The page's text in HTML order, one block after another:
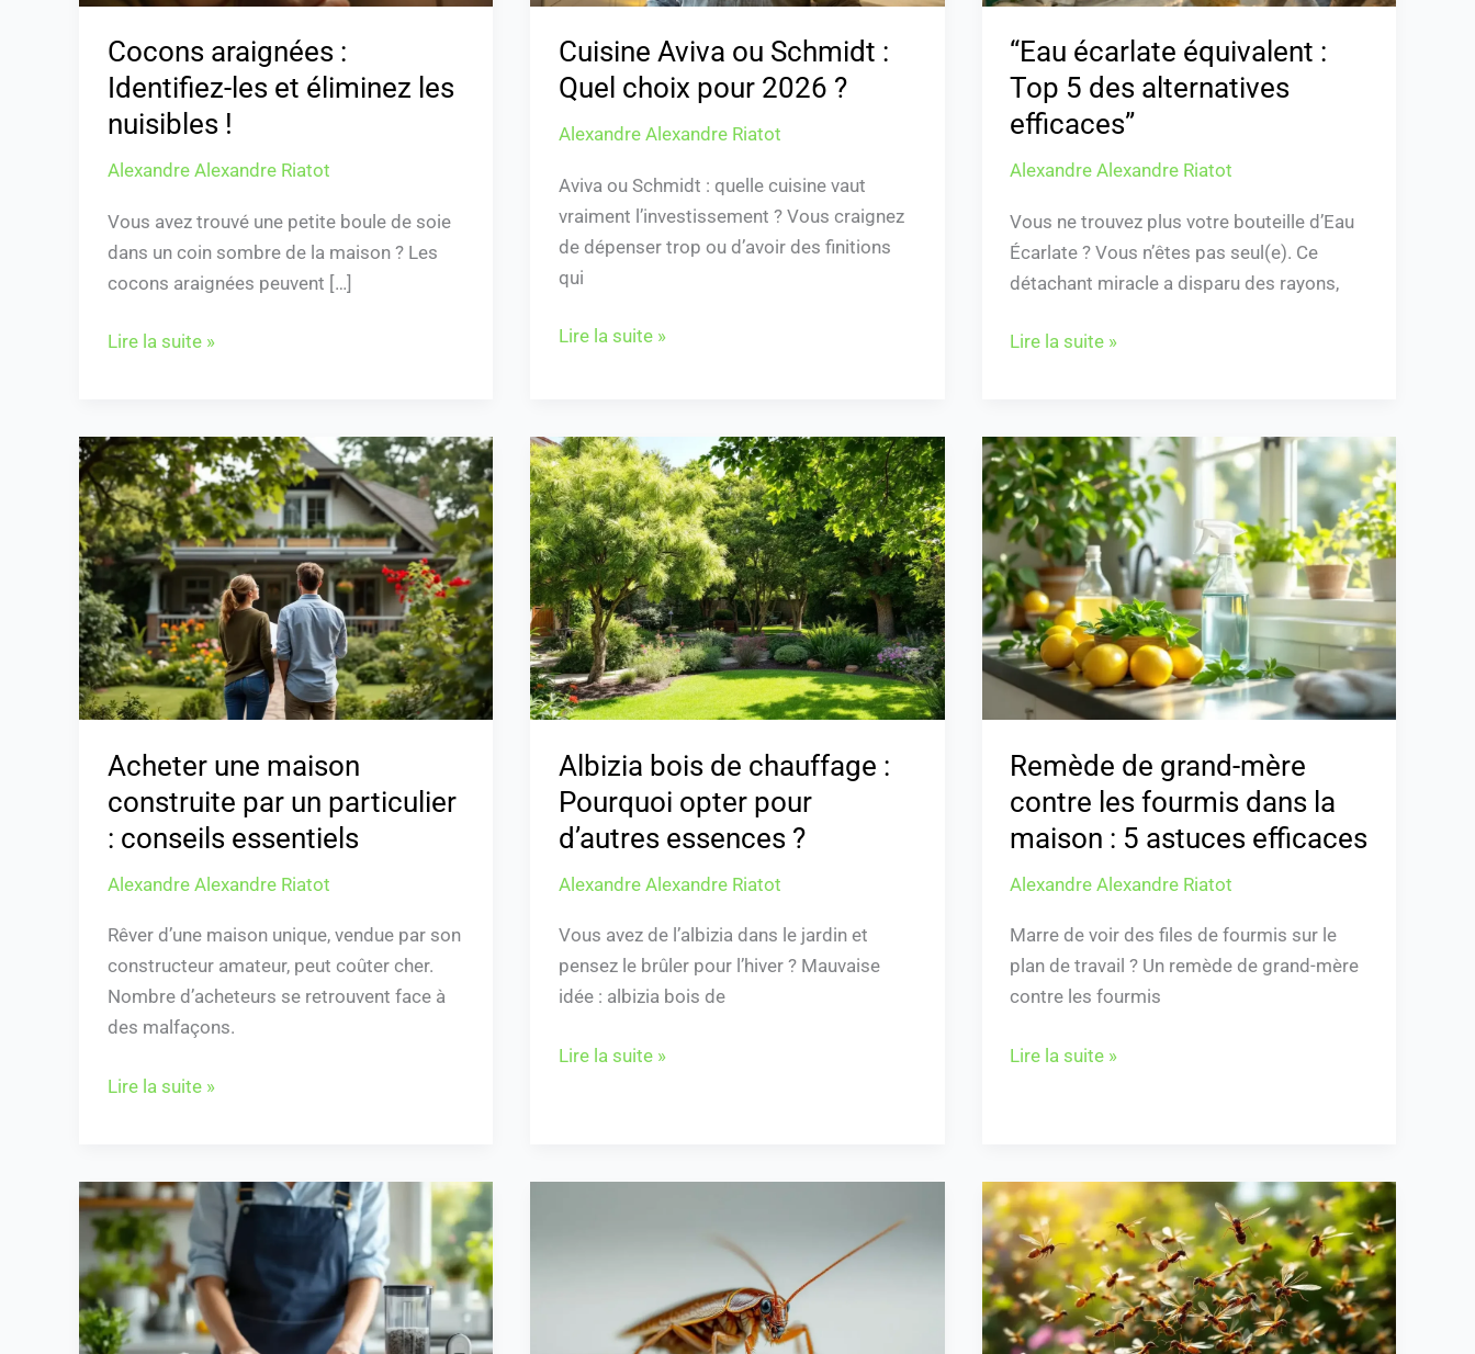
Cocons araignées :
Identifiez-les et éliminez les
nuisibles !
Alexandre Alexandre Riatot
Vous avez trouvé une petite boule de soie
dans un coin sombre de la maison ? Les
cocons araignées peuvent […]
Lire la suite »
Cuisine Aviva ou Schmidt :
Quel choix pour 2026 ?
Alexandre Alexandre Riatot
Aviva ou Schmidt : quelle cuisine vaut
vraiment l’investissement ? Vous craignez
de dépenser trop ou d’avoir des finitions
qui
Lire la suite »
“Eau écarlate équivalent :
Top 5 des alternatives
efficaces”
Alexandre Alexandre Riatot
Vous ne trouvez plus votre bouteille d’Eau
Écarlate ? Vous n’êtes pas seul(e). Ce
détachant miracle a disparu des rayons,
Lire la suite »
Acheter une maison
construite par un particulier
: conseils essentiels
Alexandre Alexandre Riatot
Rêver d’une maison unique, vendue par son
constructeur amateur, peut coûter cher.
Nombre d’acheteurs se retrouvent face à
des malfaçons.
Acheter
une
maison
construite
par
un
particulier
:
conseils
Lire la suite »
Albizia bois de chauffage :
Pourquoi opter pour
d’autres essences ?
Alexandre Alexandre Riatot
Vous avez de l’albizia dans le jardin et
pensez le brûler pour l’hiver ? Mauvaise
idée : albizia bois de
Albizia
bois
de
chauffage
:
Pourquoi
opter
pour
d’autres
?
Lire la suite »
Remède de grand-mère
contre les fourmis dans la
maison : 5 astuces efficaces
Alexandre Alexandre Riatot
Marre de voir des files de fourmis sur le
plan de travail ? Un remède de grand-mère
contre les fourmis
Remède
de
grand-
mère
contre
les
fourmis
dans
la
:
efficaces
Lire la suite »
Alcaliniser
l’eau
:
5
méthodes
simples
comment
Qu’annoncent
les
fourmis
volantes
?
Tout